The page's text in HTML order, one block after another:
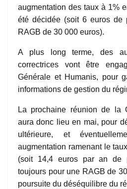
augmentation des taux à 1%
été décidée (soit 6 euros de
RAGB de 30 000 euros).
A plus long terme, des
correctrices vont être
Générale et Humanis, pour
informations de gestion du
La prochaine réunion de la
aura donc lieu en mai, pour
ultérieure, et
augmentation ramenant le
(soit 14,4 euros par an de
toujours pour une RAGB de
poursuite du déséquilibre du